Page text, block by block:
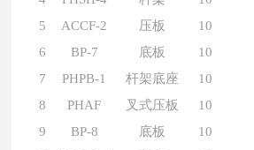
5
ACCF-2 压板
10
6
BP-7 底板
10
7
PHPB-1 杆架底座
10
8
PHAF 叉式压板
10
9
BP-8 底板
10